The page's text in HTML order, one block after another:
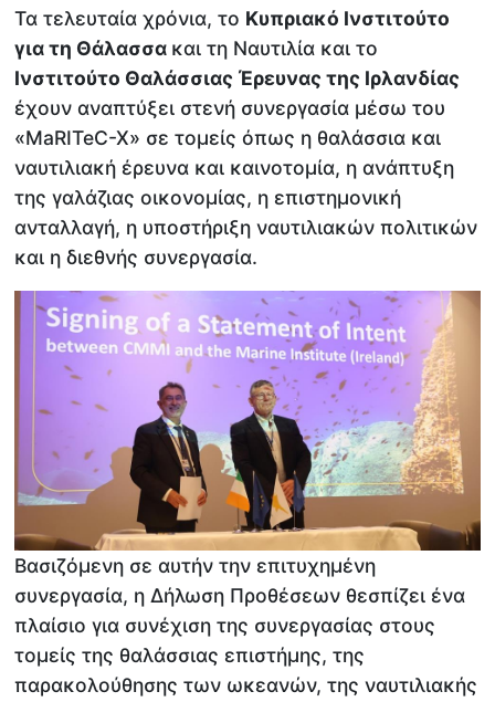
Τα τελευταία χρόνια, το Κυπριακό Ινστιτούτο
για τη Θάλασσα και τη Ναυτιλία και το
Ινστιτούτο Θαλάσσιας Έρευνας της Ιρλανδίας
έχουν αναπτύξει στενή συνεργασία μέσω του
«MaRITeC-X» σε τομείς όπως η θαλάσσια και
ναυτιλιακή έρευνα και καινοτομία, η ανάπτυξη
της γαλάζιας οικονομίας, η επιστημονική
ανταλλαγή, η υποστήριξη ναυτιλιακών πολιτικών
και η διεθνής συνεργασία.
Βασιζόμενη σε αυτήν την επιτυχημένη
συνεργασία, η Δήλωση Προθέσεων θεσπίζει ένα
πλαίσιο για συνέχιση της συνεργασίας στους
τομείς της θαλάσσιας επιστήμης, της
παρακολούθησης των ωκεανών, της ναυτιλιακής